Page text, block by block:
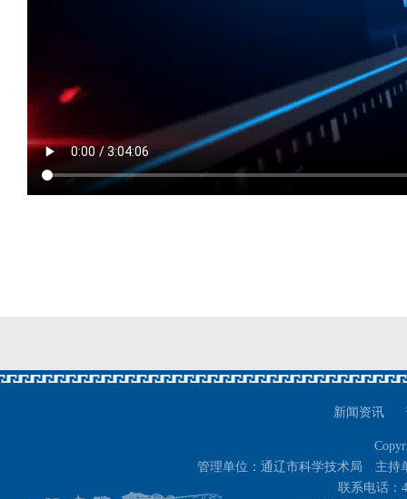
新闻资讯
管理单位：通辽市科学技术局 主持
联系电话：